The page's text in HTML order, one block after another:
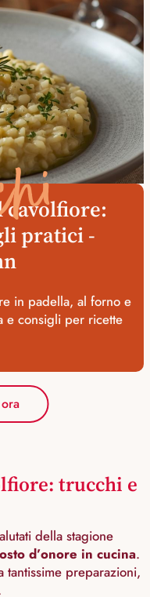
cavolfiore:
pratici -
in padella, al forno e
e consigli per ricette
trucchi e
della stagione
d’onore in cucina.
preparazioni,